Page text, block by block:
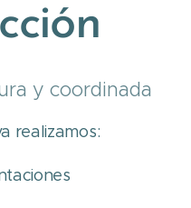
y coordinada
realizamos: